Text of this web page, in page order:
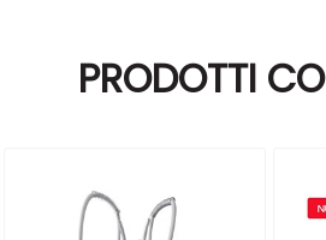
PRODOTTI